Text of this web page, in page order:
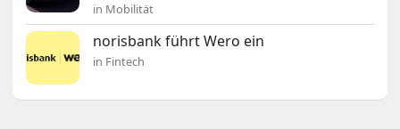
in Mobilität
norisbank führt Wero ein
in Fintech